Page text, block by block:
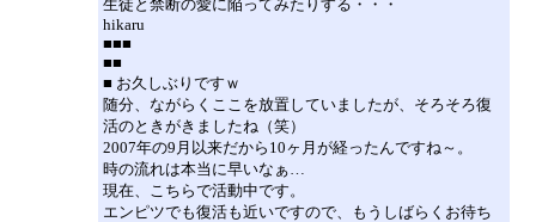
生徒と禁断の愛に陥ってみたりする・・・
hikaru
■■■
■■
■ お久しぶりですｗ
随分、ながらくここを放置していましたが、そろそろ復
活のときがきましたね（笑）
2007年の9月以来だから10ヶ月が経ったんですね～。
時の流れは本当に早いなぁ…
現在、こちらで活動中です。
エンピツでも復活も近いですので、もうしばらくお待ち